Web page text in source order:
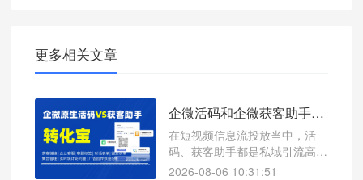
更多相关文章
企微活码和企微获客助手哪个更稳定，转化宝可以实现哪些功能
在短视频信息流投放当中，活
码、获客助手都是私域引流高频
工具，但二者产品定位完全不一
2026-08-06 10:31:51